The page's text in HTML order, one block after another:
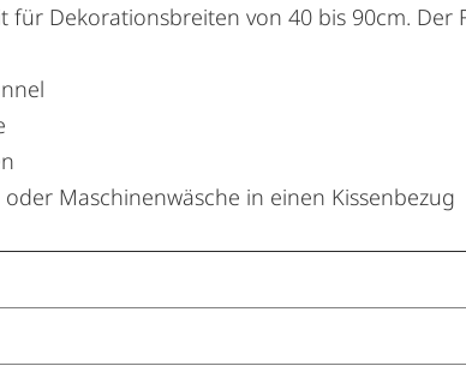
für Dekorationsbreiten von 40 bis 90cm.
Maschinenwäsche in einen Kissenbezug